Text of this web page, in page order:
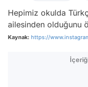
Hepimiz okulda
ailesinden olduğunu
Kaynak: https://